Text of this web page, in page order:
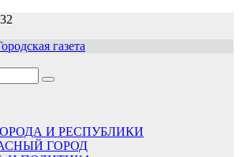
газета
И РЕСПУБЛИКИ
ГОРОД